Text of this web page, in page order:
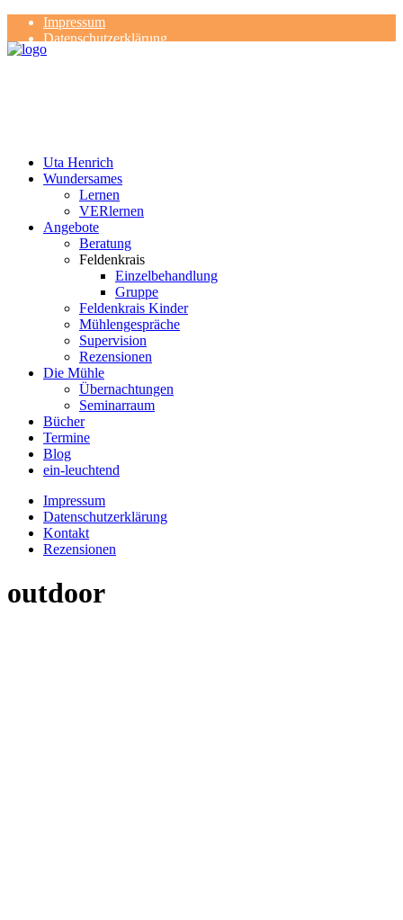
Impressum
Datenschutzerklärung
Kontakt
Uta Henrich
Wundersames
Lernen
VERlernen
Angebote
Beratung
Feldenkrais
Einzelbehandlung
Gruppe
Feldenkrais Kinder
Mühlengespräche
Supervision
Rezensionen
Die Mühle
Übernachtungen
Seminarraum
Bücher
Termine
Blog
ein-leuchtend
Impressum
Datenschutzerklärung
Kontakt
Rezensionen
outdoor